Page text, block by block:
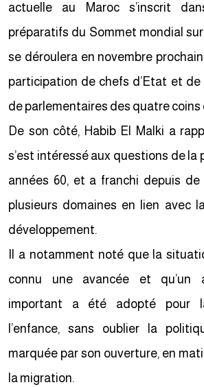
actuelle au Maroc s’inscrit
préparatifs du Sommet mondial
se déroulera en novembre
participation de chefs d’Etat et
de parlementaires des quatre coins
De son côté, Habib El Malki a
s’est intéressé aux questions de la
années 60, et a franchi depuis
plusieurs domaines en lien avec
développement.
Il a notamment noté que la
connu une avancée et qu’un
important a été adopté pour
l’enfance, sans oublier la
marquée par son ouverture, en
la migration.